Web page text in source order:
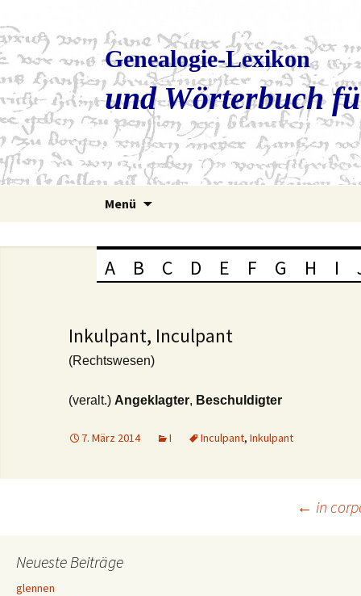
Genealogie-Lexikon
und Wörterbuch
Menü
A B C D E F G H I
Inkulpant, Inculpant
(Rechtswesen)
(veralt.) Angeklagter, Beschuldigter
7. März 2014 I Inculpant, Inkulpant
Navigation
← in
Neueste Beiträge
glennen